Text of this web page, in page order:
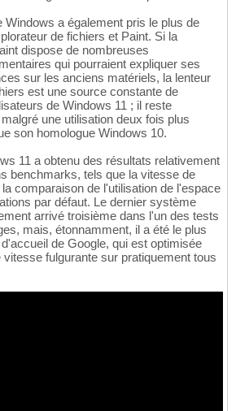
Windows a également pris le plus de
de fichiers et Paint. Si la
dispose de nombreuses
qui pourraient expliquer ses
sur les anciens matériels, la lenteur
est une source constante de
de Windows 11 ; il reste
une utilisation deux fois plus
son homologue Windows 10.
11 a obtenu des résultats relativement
benchmarks, tels que la vitesse de
comparaison de l'utilisation de l'espace
par défaut. Le dernier système
arrivé troisième dans l'un des tests
mais, étonnamment, il a été le plus
de Google, qui est optimisée
fulgurante sur pratiquement tous